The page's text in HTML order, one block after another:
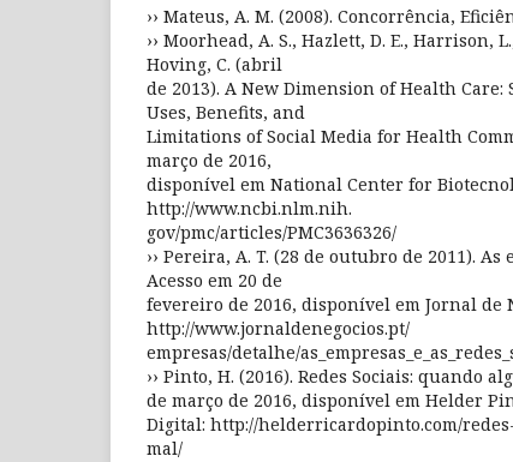
›› Mateus, A. M. (2008). Concorrência,
›› Moorhead, A. S., Hazlett, D. E., Harrison,
Hoving, C. (abril
de 2013). A New Dimension of Health Care:
Uses, Benefits, and
Limitations of Social Media for Health
março de 2016,
disponível em National Center for
http://www.ncbi.nlm.nih.
gov/pmc/articles/PMC3636326/
›› Pereira, A. T. (28 de outubro de 2011). As
Acesso em 20 de
fevereiro de 2016, disponível em Jornal de
http://www.jornaldenegocios.pt/
empresas/detalhe/
›› Pinto, H. (2016). Redes Sociais: quando
de março de 2016, disponível em Helder
Digital: http://helderricardopinto.com/
mal/